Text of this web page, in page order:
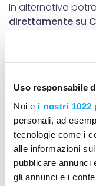
Uso responsabile
Noi e i nostri 1022
personali, ad
tecnologie come i
alle informazioni
pubblicare annunci
gli annunci e i
In alternativa
direttamente su
trasferito anche
Di conseguenza,
Dove posso
univoco
Il Codice univoco
sistemaCNCE
con laDenuncia